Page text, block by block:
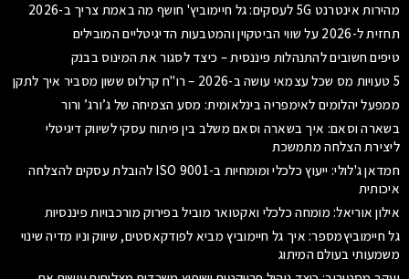
מהירות אינטרנט 5G לעסקים: גל חיימוביץ' חושף מה באמת צריך ב-2026
תחזית ל-2026 על שווי הביטקוין והמטבעות הדיגיטליים המובילים
טיפים חשובים להתנהלות פיננסית – כיצד לסגור את המינוס בבנק
5 טעויות מס שכל עצמאי עושה ב-2026 – רו"ח קרלוס ששון מסביר איך לתקן
ממפעל יהלומים לאימפריה בינלאומית: מסע הצמיחה של ג’ורג’ ורור
בשארה וסאם: איך בשארה וסאם משלב בין פיתוח עסקי לשיווק דיגיטלי
ליצירת הצלחה מתמשכת
חמדאן ג'לולי: ייעוץ כלכלי ומומחיות ב-ISO 9001 להובלת עסקים להצלחה
איכותית
אילון אוריאל: מומחה כלכלי ואקטואר מוביל בפירוק מורכבויות פיננסיות
גל חיימוביץמספר: איך גל חיימוביץ מביא לפודקאסטים, שיווק וניו מדיה שינוי
משמעותי בעולם המיתוג